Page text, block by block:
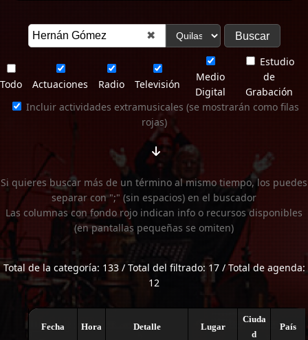
✖
Todo Actuaciones Radio Televisión
Medio
Digital
Estudio
de
Grabación
Incluir actividades extramusicales (se mostrarán como filas
rojas)
Si quieres buscar más de un término al mismo tiempo, los puedes
separar con ";" (sin espacios) en el buscador
Las columnas con fondo rojo indican info o recursos disponibles
(en pantallas pequeñas se omiten)
Total de la categoría: 133 / Total del filtrado: 17 / Total de agenda:
12
Fecha Hora Detalle Lugar
Ciuda
d
País